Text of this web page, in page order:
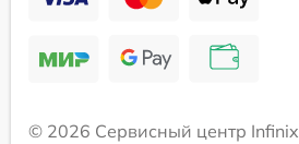
© 2026 Сервисный центр Infinix